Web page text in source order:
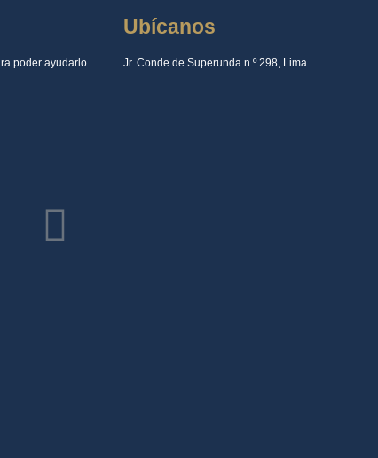
poder ayudarlo.
Ubícanos
Jr. Conde de Superunda n.º 298, Lima